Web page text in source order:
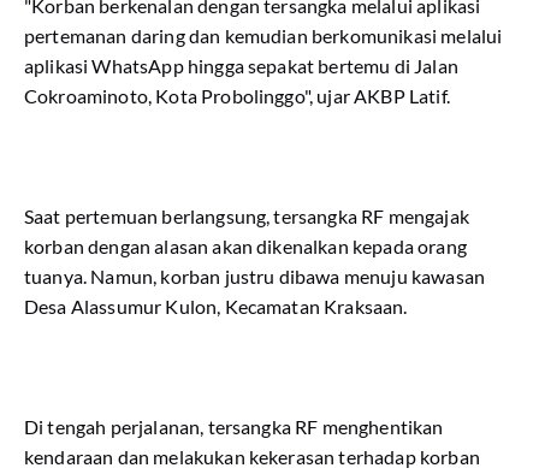
"Korban berkenalan dengan tersangka melalui aplikasi
pertemanan daring dan kemudian berkomunikasi melalui
aplikasi WhatsApp hingga sepakat bertemu di Jalan
Cokroaminoto, Kota Probolinggo", ujar AKBP Latif.
Saat pertemuan berlangsung, tersangka RF mengajak
korban dengan alasan akan dikenalkan kepada orang
tuanya. Namun, korban justru dibawa menuju kawasan
Desa Alassumur Kulon, Kecamatan Kraksaan.
Di tengah perjalanan, tersangka RF menghentikan
kendaraan dan melakukan kekerasan terhadap korban